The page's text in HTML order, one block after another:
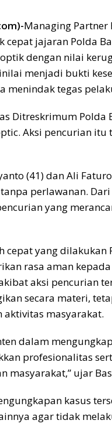
Managing Partner
cepat jajaran Polda
dengan nilai
menjadi bukti
menindak tegas
Ditreskrimum
Aksi pencurian
(41) dan Ali
perlawanan.
yang
cepat yang
rasa aman
aksi pencurian
secara materi,
aktivitas masyarakat.
dalam
profesionalitas
masyarakat,” ujar
kasus
agar tidak